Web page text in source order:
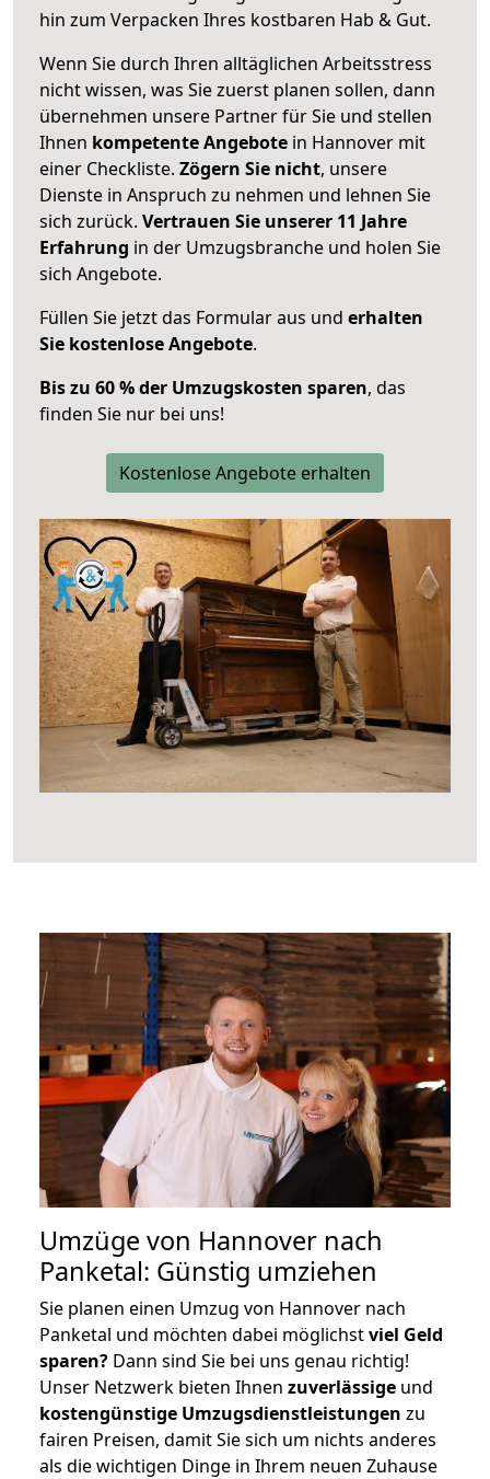
hin zum Verpacken Ihres kostbaren Hab & Gut.
Wenn Sie durch Ihren alltäglichen Arbeitsstress
nicht wissen, was Sie zuerst planen sollen, dann
übernehmen unsere Partner für Sie und stellen
Ihnen kompetente Angebote in Hannover mit
einer Checkliste. Zögern Sie nicht, unsere
Dienste in Anspruch zu nehmen und lehnen Sie
sich zurück. Vertrauen Sie unserer 11 Jahre
Erfahrung in der Umzugsbranche und holen Sie
sich Angebote.
Füllen Sie jetzt das Formular aus und erhalten
Sie kostenlose Angebote.
Bis zu 60 % der Umzugskosten sparen, das
finden Sie nur bei uns!
Kostenlose Angebote erhalten
Umzüge von Hannover nach
Panketal: Günstig umziehen
Sie planen einen Umzug von Hannover nach
Panketal und möchten dabei möglichstviel Geld
sparen? Dann sind Sie bei uns genau richtig!
Unser Netzwerk bieten Ihnen zuverlässige und
kostengünstige Umzugsdienstleistungen zu
fairen Preisen, damit Sie sich um nichts anderes
als die wichtigen Dinge in Ihrem neuen Zuhause